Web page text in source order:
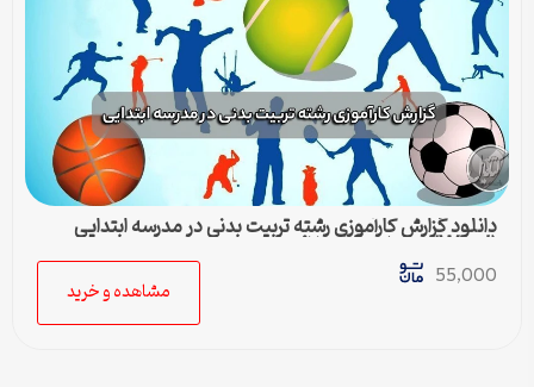
دانلود گزارش کارآموزی رشته تربیت بدنی در مدرسه ابتدایی
(Word) – کامل و آماده ارائه
55,000
مشاهده و خرید